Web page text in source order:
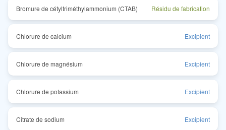
Bromure de cétyltriméthylammonium (CTAB) Résidu de fabrication
Chlorure de calcium Excipient
Chlorure de magnésium Excipient
Chlorure de potassium Excipient
Citrate de sodium Excipient